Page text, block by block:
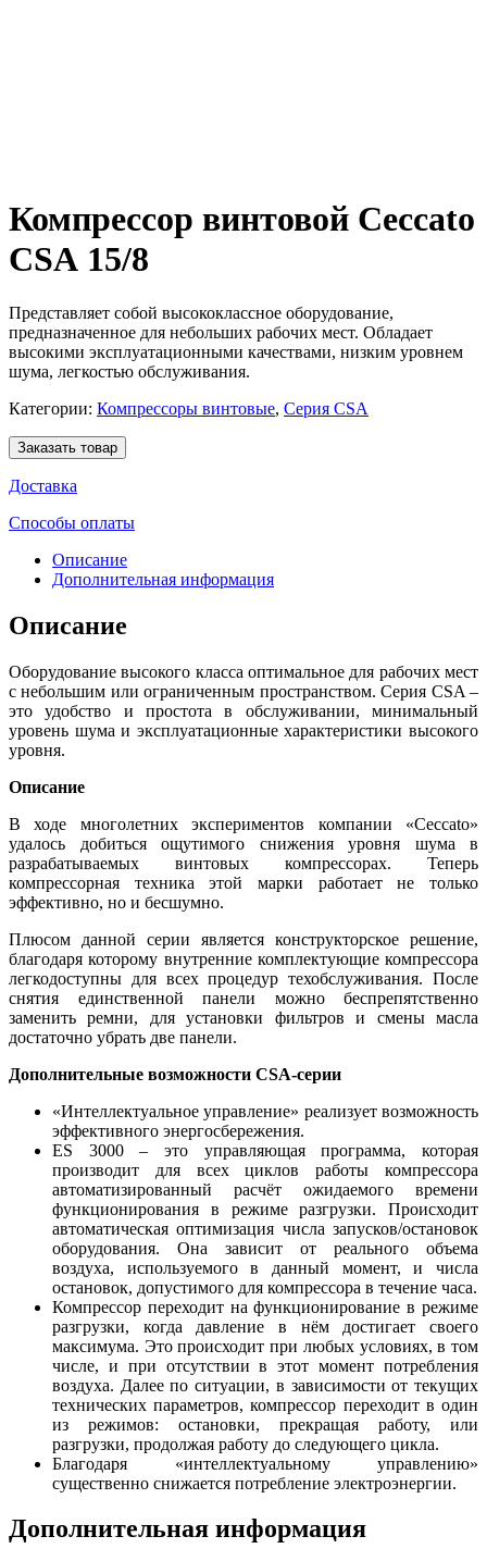
Компрессор винтовой Ceccato
CSА 15/8
Представляет собой высококлассное оборудование,
предназначенное для небольших рабочих мест. Обладает
высокими эксплуатационными качествами, низким уровнем
шума, легкостью обслуживания.
Категории: Компрессоры винтовые, Серия CSA
Заказать товар
Доставка
Способы оплаты
Описание
Дополнительная информация
Описание
Оборудование высокого класса оптимальное для рабочих мест
с небольшим или ограниченным пространством. Серия CSA –
это удобство и простота в обслуживании, минимальный
уровень шума и эксплуатационные характеристики высокого
уровня.
Описание
В ходе многолетних экспериментов компании «Ceccato»
удалось добиться ощутимого снижения уровня шума в
разрабатываемых винтовых компрессорах. Теперь
компрессорная техника этой марки работает не только
эффективно, но и бесшумно.
Плюсом данной серии является конструкторское решение,
благодаря которому внутренние комплектующие компрессора
легкодоступны для всех процедур техобслуживания. После
снятия единственной панели можно беспрепятственно
заменить ремни, для установки фильтров и смены масла
достаточно убрать две панели.
Дополнительные возможности CSA-серии
«Интеллектуальное управление» реализует возможность
эффективного энергосбережения.
ES 3000 – это управляющая программа, которая
производит для всех циклов работы компрессора
автоматизированный расчёт ожидаемого времени
функционирования в режиме разгрузки. Происходит
автоматическая оптимизация числа запусков/остановок
оборудования. Она зависит от реального объема
воздуха, используемого в данный момент, и числа
остановок, допустимого для компрессора в течение часа.
Компрессор переходит на функционирование в режиме
разгрузки, когда давление в нём достигает своего
максимума. Это происходит при любых условиях, в том
числе, и при отсутствии в этот момент потребления
воздуха. Далее по ситуации, в зависимости от текущих
технических параметров, компрессор переходит в один
из режимов: остановки, прекращая работу, или
разгрузки, продолжая работу до следующего цикла.
Благодаря «интеллектуальному управлению»
существенно снижается потребление электроэнергии.
Дополнительная информация